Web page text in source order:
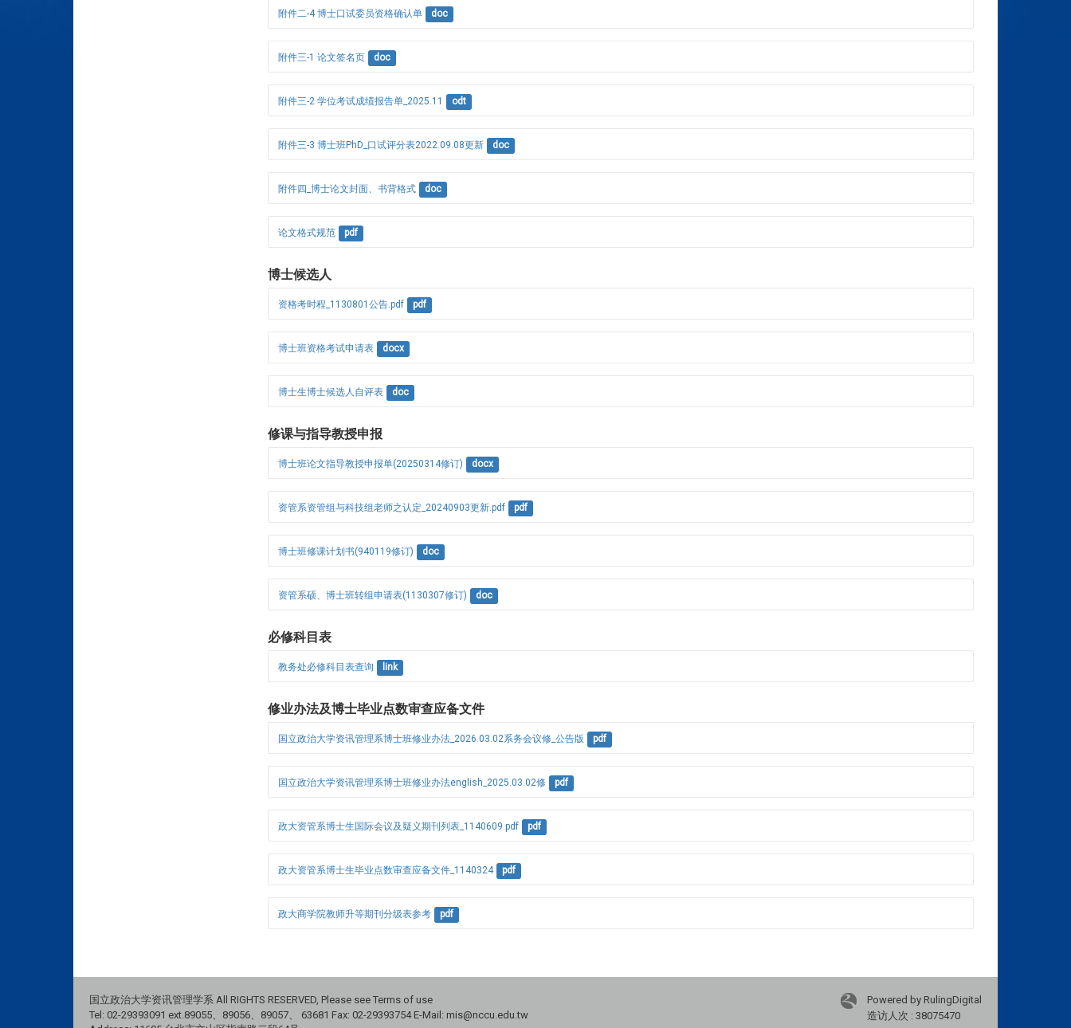
附件二-4 博士口试委员资格确认单 doc
附件三-1 论文签名页 doc
附件三-2 学位考试成绩报告单_2025.11 odt
附件三-3 博士班PhD_口试评分表2022.09.08更新 doc
附件四_博士论文封面、书背格式 doc
论文格式规范 pdf
博士候选人
资格考时程_1130801公告.pdf pdf
博士班资格考试申请表 docx
博士生博士候选人自评表 doc
修课与指导教授申报
博士班论文指导教授申报单(20250314修订) docx
资管系资管组与科技组老师之认定_20240903更新.pdf pdf
博士班修课计划书(940119修订) doc
资管系硕、博士班转组申请表(1130307修订) doc
必修科目表
教务处必修科目表查询 link
修业办法及博士毕业点数审查应备文件
国立政治大学资讯管理系博士班修业办法_2026.03.02系务会议修_公告版 pdf
国立政治大学资讯管理系博士班修业办法english_2025.03.02修 pdf
政大资管系博士生国际会议及疑义期刊列表_1140609.pdf pdf
政大资管系博士生毕业点数审查应备文件_1140324 pdf
政大商学院教师升等期刊分级表参考 pdf
国立政治大学资讯管理学系 All RIGHTS RESERVED, Please see Terms of use
Tel: 02-29393091 ext.89055、89056、89057、
63681 Fax: 02-29393754 E-Mail: mis@nccu.edu.tw
Powered by RulingDigital
造访人次 : 38075470